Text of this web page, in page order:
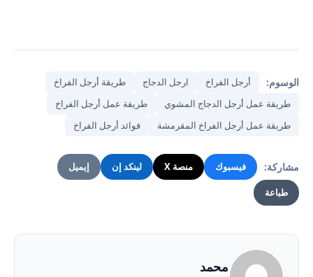
الوسوم: أرجل الفراخ ارجل الدجاج
طريقة أرجل الفراخ
طريقة عمل أرجل الدجاج المشوي
طريقة عمل أرجل الفراخ
طريقة عمل أرجل الفراخ المقرمشة
فوائد أرجل الفراخ
مشاركة: فيسبوك منصة X لينكد إن إيميل
طباعة
محمد